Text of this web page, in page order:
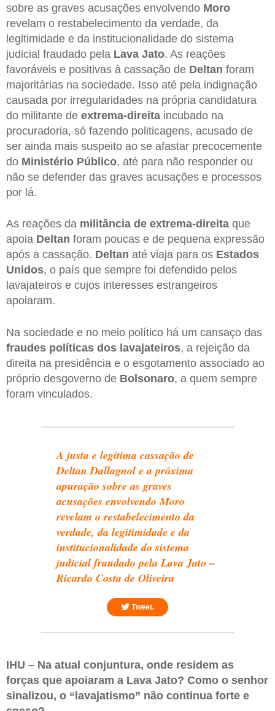
sobre as graves acusações envolvendo Moro
revelam o restabelecimento da verdade, da
legitimidade e da institucionalidade do sistema
judicial fraudado pela Lava Jato. As reações
favoráveis e positivas à cassação de Deltan foram
majoritárias na sociedade. Isso até pela indignação
causada por irregularidades na própria candidatura
do militante de extrema-direita incubado na
procuradoria, só fazendo politicagens, acusado de
ser ainda mais suspeito ao se afastar precocemente
do Ministério Público, até para não responder ou
não se defender das graves acusações e processos
por lá.
As reações da militância de extrema-direita que
apoia Deltan foram poucas e de pequena expressão
após a cassação. Deltan até viaja para os Estados
Unidos, o país que sempre foi defendido pelos
lavajateiros e cujos interesses estrangeiros
apoiaram.
Na sociedade e no meio político há um cansaço das
fraudes políticas dos lavajateiros, a rejeição da
direita na presidência e o esgotamento associado ao
próprio desgoverno de Bolsonaro, a quem sempre
foram vinculados.
A justa e legítima cassação de
Deltan Dallagnol e a próxima
apuração sobre as graves
acusações envolvendo Moro
revelam o restabelecimento da
verdade, da legitimidade e da
institucionalidade do sistema
judicial fraudado pela Lava Jato –
Ricardo Costa de Oliveira
Tweet.
IHU – Na atual conjuntura, onde residem as
forças que apoiaram a Lava Jato? Como o senhor
sinalizou, o “lavajatismo” não continua forte e